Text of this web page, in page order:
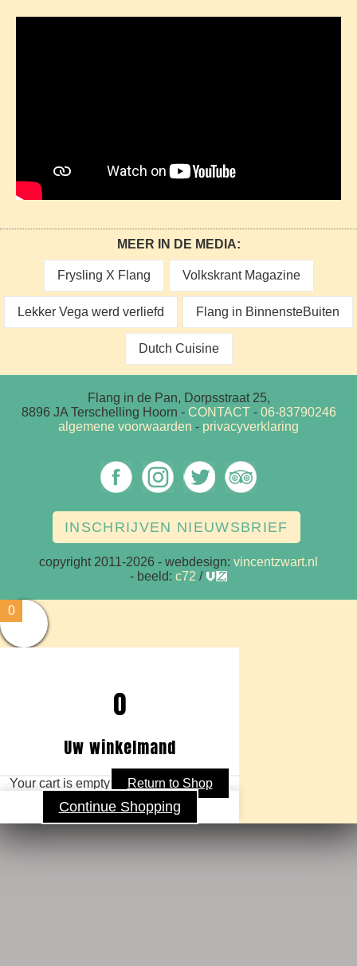
MEER IN DE MEDIA:
Frysling X Flang Volkskrant Magazine
Lekker Vega werd verliefd Flang in BinnensteBuiten
Dutch Cuisine
Flang in de Pan, Dorpsstraat 25,
8896 JA Terschelling Hoorn - CONTACT- 06-83790246
algemene voorwaarden - privacyverklaring
INSCHRIJVEN NIEUWSBRIEF
copyright 2011-2026 - webdesign: vincentzwart.nl
- beeld: c72 / vz
0
0
Uw winkelmand
Your cart is empty Return to Shop
Continue Shopping